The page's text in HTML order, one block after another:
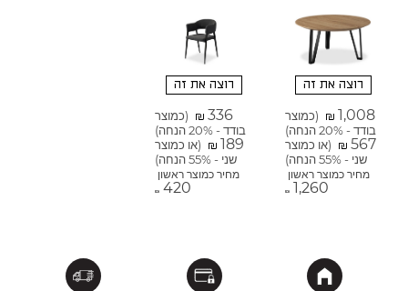
רוצה את זה
₪ 1,008
(כמוצר
בודד - 20% הנחה)
₪ 567
(או כמוצר
שני - 55% הנחה)
מחיר כמוצר ראשון
₪ 1,260
רוצה את זה
₪ 336
(כמוצר
בודד - 20% הנחה)
₪ 189
(או כמוצר
שני - 55% הנחה)
מחיר כמוצר ראשון
₪ 420